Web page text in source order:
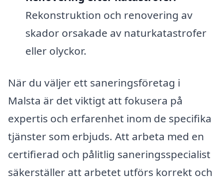
Rekonstruktion och renovering av
skador orsakade av naturkatastrofer
eller olyckor.
När du väljer ett saneringsföretag i
Malsta är det viktigt att fokusera på
expertis och erfarenhet inom de specifika
tjänster som erbjuds. Att arbeta med en
certifierad och pålitlig saneringsspecialist
säkerställer att arbetet utförs korrekt och